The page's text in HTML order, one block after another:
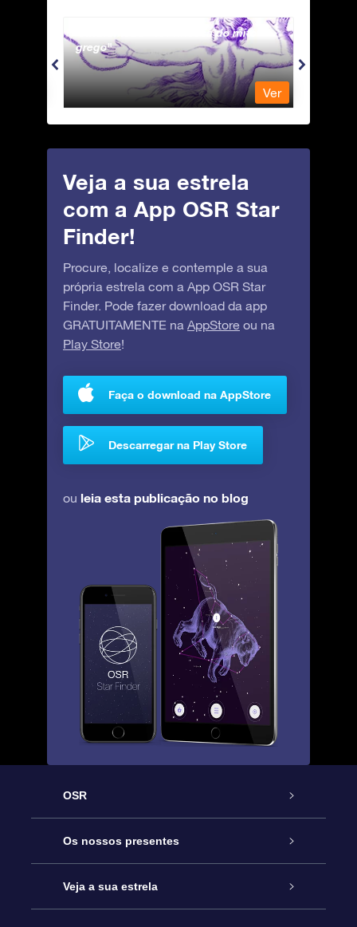
Andromeda - A Princesa do mito
grego
Ver
Veja a sua estrela
com a App OSR Star
Finder!
Procure, localize e contemple a sua
própria estrela com a App OSR Star
Finder. Pode fazer download da app
GRATUITAMENTE na AppStore ou na
Play Store!
Faça o download na AppStore
Descarregar na Play Store
ou leia esta publicação no blog
OSR
Serviço
Contactos
Os nossos presentes
Prenda Star Online
Veja a sua estrela